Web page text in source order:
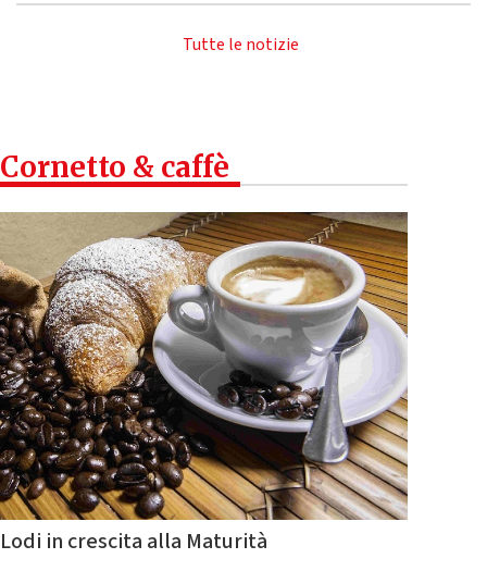
Tutte le notizie
Cornetto & caffè
Lodi in crescita alla Maturità